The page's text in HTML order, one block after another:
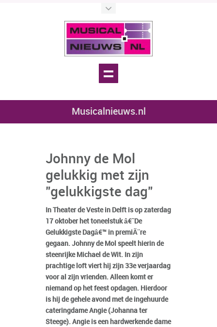
Musicalnieuws.nl
Johnny de Mol
gelukkig met zijn
"gelukkigste dag"
In Theater de Veste in Delft is op zaterdag
17 oktober het toneelstuk â€˜De
Gelukkigste Dagâ€™ in premiÃ¨re
gegaan. Johnny de Mol speelt hierin de
steenrijke Michael de Wit. In zijn
prachtige loft viert hij zijn 33e verjaardag
voor al zijn vrienden. Alleen komt er
niemand op het feest opdagen. Hierdoor
is hij de gehele avond met de ingehuurde
cateringdame Angie (Johanna ter
Steege). Angie is een hardwerkende dame